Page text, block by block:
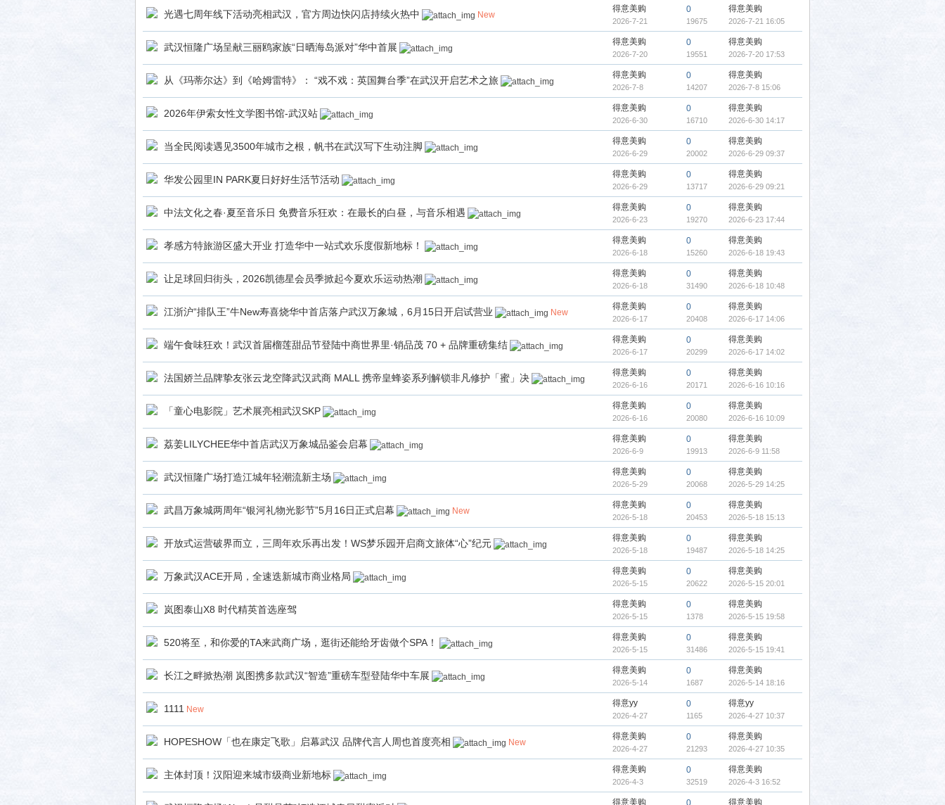
消费
社区
光遇七周年线下活动亮相武汉，官方周边快闪店持续火热中 New
得意美购
2026-7-21
0
19675
得意美购
2026-7-21 16:05
武汉恒隆广场呈献三丽鸥家族“日晒海岛派对”华中首展 得意美购
2026-7-20
0
19551
得意美购
2026-7-20 17:53
从《玛蒂尔达》到《哈姆雷特》： “戏不戏：英国舞台季”在武汉开启艺术之旅 得意美购
2026-7-8
0
14207
得意美购
2026-7-8 15:06
2026年伊索女性文学图书馆-武汉站 得意美购
2026-6-30
0
16710
得意美购
2026-6-30 14:17
当全民阅读遇见3500年城市之根，帆书在武汉写下生动注脚 得意美购
2026-6-29
0
20002
得意美购
2026-6-29 09:37
华发公园里IN PARK夏日好好生活节活动 得意美购
2026-6-29
0
13717
得意美购
2026-6-29 09:21
中法文化之春·夏至音乐日 免费音乐狂欢：在最长的白昼，与音乐相遇 得意美购
2026-6-23
0
19270
得意美购
2026-6-23 17:44
孝感方特旅游区盛大开业 打造华中一站式欢乐度假新地标！ 得意美购
2026-6-18
0
15260
得意美购
2026-6-18 19:43
让足球回归街头，2026凯德星会员季掀起今夏欢乐运动热潮 得意美购
2026-6-18
0
31490
得意美购
2026-6-18 10:48
江浙沪“排队王”牛New寿喜烧华中首店落户武汉万象城，6月15日开启试营业 New
得意美购
2026-6-17
0
20408
得意美购
2026-6-17 14:06
端午食味狂欢！武汉首届榴莲甜品节登陆中商世界里·销品茂 70 + 品牌重磅集结 得意美购
2026-6-17
0
20299
得意美购
2026-6-17 14:02
法国娇兰品牌挚友张云龙空降武汉武商 MALL 携帝皇蜂姿系列解锁非凡修护「蜜」决 得意美购
2026-6-16
0
20171
得意美购
2026-6-16 10:16
「童心电影院」艺术展亮相武汉SKP 得意美购
2026-6-16
0
20080
得意美购
2026-6-16 10:09
荔姜LILYCHEE华中首店武汉万象城品鉴会启幕 得意美购
2026-6-9
0
19913
得意美购
2026-6-9 11:58
武汉恒隆广场打造江城年轻潮流新主场 得意美购
2026-5-29
0
20068
得意美购
2026-5-29 14:25
武昌万象城两周年“银河礼物光影节”5月16日正式启幕 New
得意美购
2026-5-18
0
20453
得意美购
2026-5-18 15:13
开放式运营破界而立，三周年欢乐再出发！WS梦乐园开启商文旅体“心”纪元 得意美购
2026-5-18
0
19487
得意美购
2026-5-18 14:25
万象武汉ACE开局，全速迭新城市商业格局 得意美购
2026-5-15
0
20622
得意美购
2026-5-15 20:01
岚图泰山X8 时代精英首选座驾 得意美购
2026-5-15
0
1378
得意美购
2026-5-15 19:58
520将至，和你爱的TA来武商广场，逛街还能给牙齿做个SPA！ 得意美购
2026-5-15
0
31486
得意美购
2026-5-15 19:41
长江之畔掀热潮 岚图携多款武汉“智造”重磅车型登陆华中车展 得意美购
2026-5-14
0
1687
得意美购
2026-5-14 18:16
1111 New
得意yy
2026-4-27
0
1165
得意yy
2026-4-27 10:37
HOPESHOW「也在康定飞歌」启幕武汉 品牌代言人周也首度亮相 New
得意美购
2026-4-27
0
21293
得意美购
2026-4-27 10:35
主体封顶！汉阳迎来城市级商业新地标 得意美购
2026-4-3
0
32519
得意美购
2026-4-3 16:52
得意美购 0 得意美购